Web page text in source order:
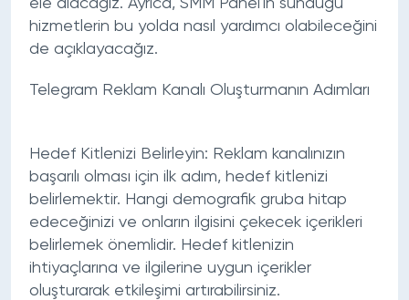
ele alacağız. Ayrıca, SMM Panel'in sunduğu
hizmetlerin bu yolda nasıl yardımcı olabileceğini
de açıklayacağız.
Telegram Reklam Kanalı Oluşturmanın Adımları
Hedef Kitlenizi Belirleyin: Reklam kanalınızın
başarılı olması için ilk adım, hedef kitlenizi
belirlemektir. Hangi demografik gruba hitap
edeceğinizi ve onların ilgisini çekecek içerikleri
belirlemek önemlidir. Hedef kitlenizin
ihtiyaçlarına ve ilgilerine uygun içerikler
oluşturarak etkileşimi artırabilirsiniz.